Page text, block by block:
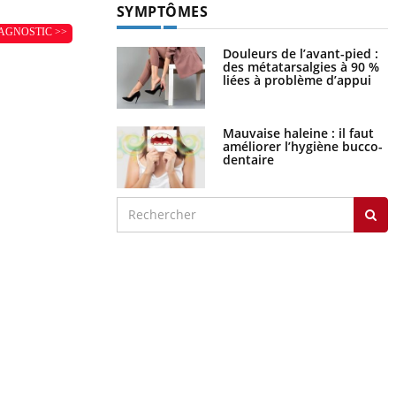
>>
SYMPTÔMES
Douleurs de l’avant-pied :
des métatarsalgies à 90 %
liées à problème d’appui
Mauvaise haleine : il faut
améliorer l’hygiène bucco-
dentaire